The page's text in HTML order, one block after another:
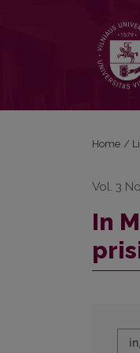
Home /
Vol. 3
In